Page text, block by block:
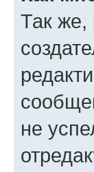
Так же,
не